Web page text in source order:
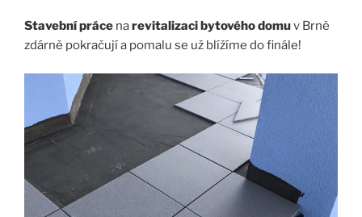
Stavební práce narevitalizaci bytového domuv Brně
zdárně pokračují a pomalu se už blížíme do finále!